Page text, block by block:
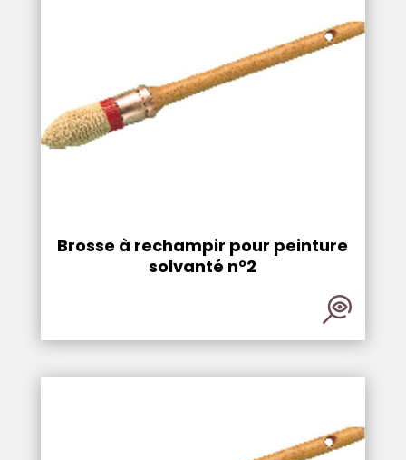
Brosse à rechampir pour peinture
solvanté n°2